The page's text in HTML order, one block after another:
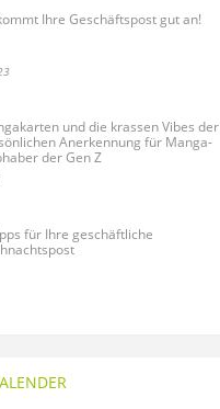
Ihre Geschäftspost gut an!
und die krassen Vibes der
Anerkennung für Manga-
der Gen Z
für Ihre geschäftliche